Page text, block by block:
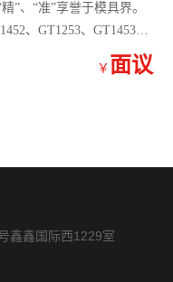
”、“准”享誉于模具界。
、GT1253、GT1453、
GT1292、GT1492、
￥ 面议
鑫鑫国际西1229室